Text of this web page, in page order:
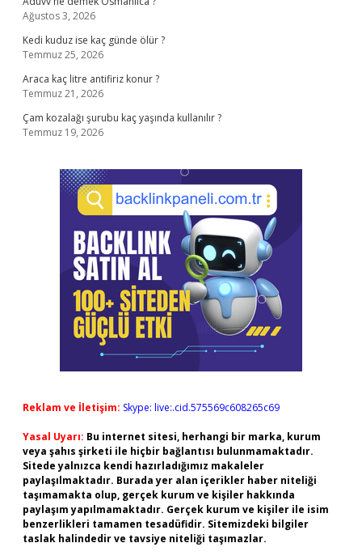
Ağustos 3, 2026
Kedi kuduz ise kaç günde ölür ?
Temmuz 25, 2026
Araca kaç litre antifiriz konur ?
Temmuz 21, 2026
Çam kozalağı şurubu kaç yaşında kullanılır ?
Temmuz 19, 2026
Reklam ve İletişim: Skype: live:.cid.575569c608265c69
Yasal Uyarı: Bu internet sitesi, herhangi bir marka, kurum
veya şahıs şirketi ile hiçbir bağlantısı bulunmamaktadır.
Sitede yalnızca kendi hazırladığımız makaleler
paylaşılmaktadır. Burada yer alan içerikler haber niteliği
taşımamakta olup, gerçek kurum ve kişiler hakkında
paylaşım yapılmamaktadır. Gerçek kurum ve kişiler ile isim
benzerlikleri tamamen tesadüfidir. Sitemizdeki bilgiler
taslak halindedir ve tavsiye niteliği taşımazlar.